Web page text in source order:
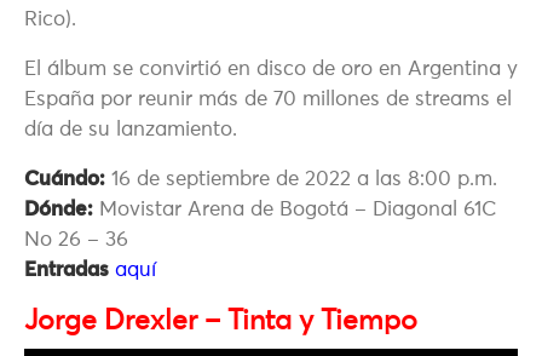
Rico).
El álbum se convirtió en disco de oro en Argentina y
España por reunir más de 70 millones de streams el
día de su lanzamiento.
Cuándo: 16 de septiembre de 2022 a las 8:00 p.m.
Dónde: Movistar Arena de Bogotá – Diagonal 61C
No 26 – 36
Entradas aquí
Jorge Drexler – Tinta y Tiempo